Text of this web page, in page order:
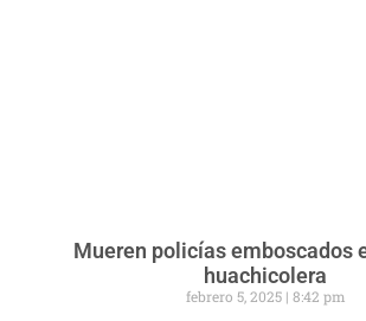
Mueren policías emboscados
huachicolera
febrero 5, 2025 8:42 pm